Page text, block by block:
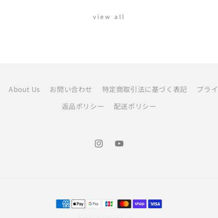
view all
About Us お問い合わせ 特定商取引法に基づく表記
プラ
返品ポリシー
配送ポリシー
InstagramYouTube